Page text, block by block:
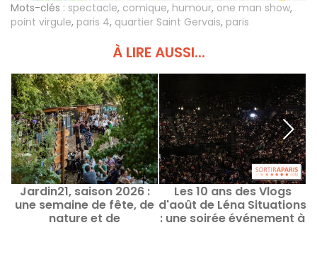
Mots-clés : spectacle, comique, humour, one man show,
point virgule, paris 4, quartier Saint Gervais, paris
À LIRE AUSSI...
Jardin21, saison 2026 :
une semaine de fête, de
nature et de
Les 10 ans des Vlogs
d'août de Léna Situations
: une soirée événement à